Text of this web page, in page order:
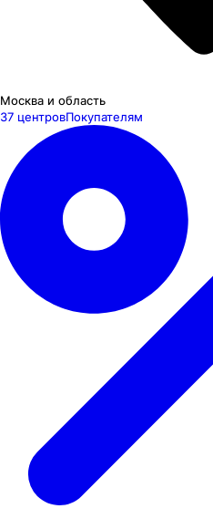
Москва и область
37 центровПокупателям